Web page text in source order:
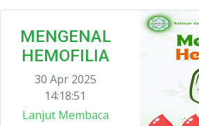
MENGENAL
HEMOFILIA
30 Apr 2025
14:18:51
Lanjut Membaca